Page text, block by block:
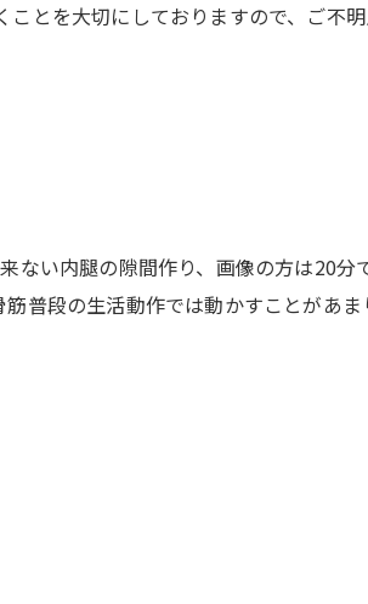
とを大切にしておりますので、ご不
ない内腿の隙間作り、画像の方は20
普段の生活動作では動かすことがあ